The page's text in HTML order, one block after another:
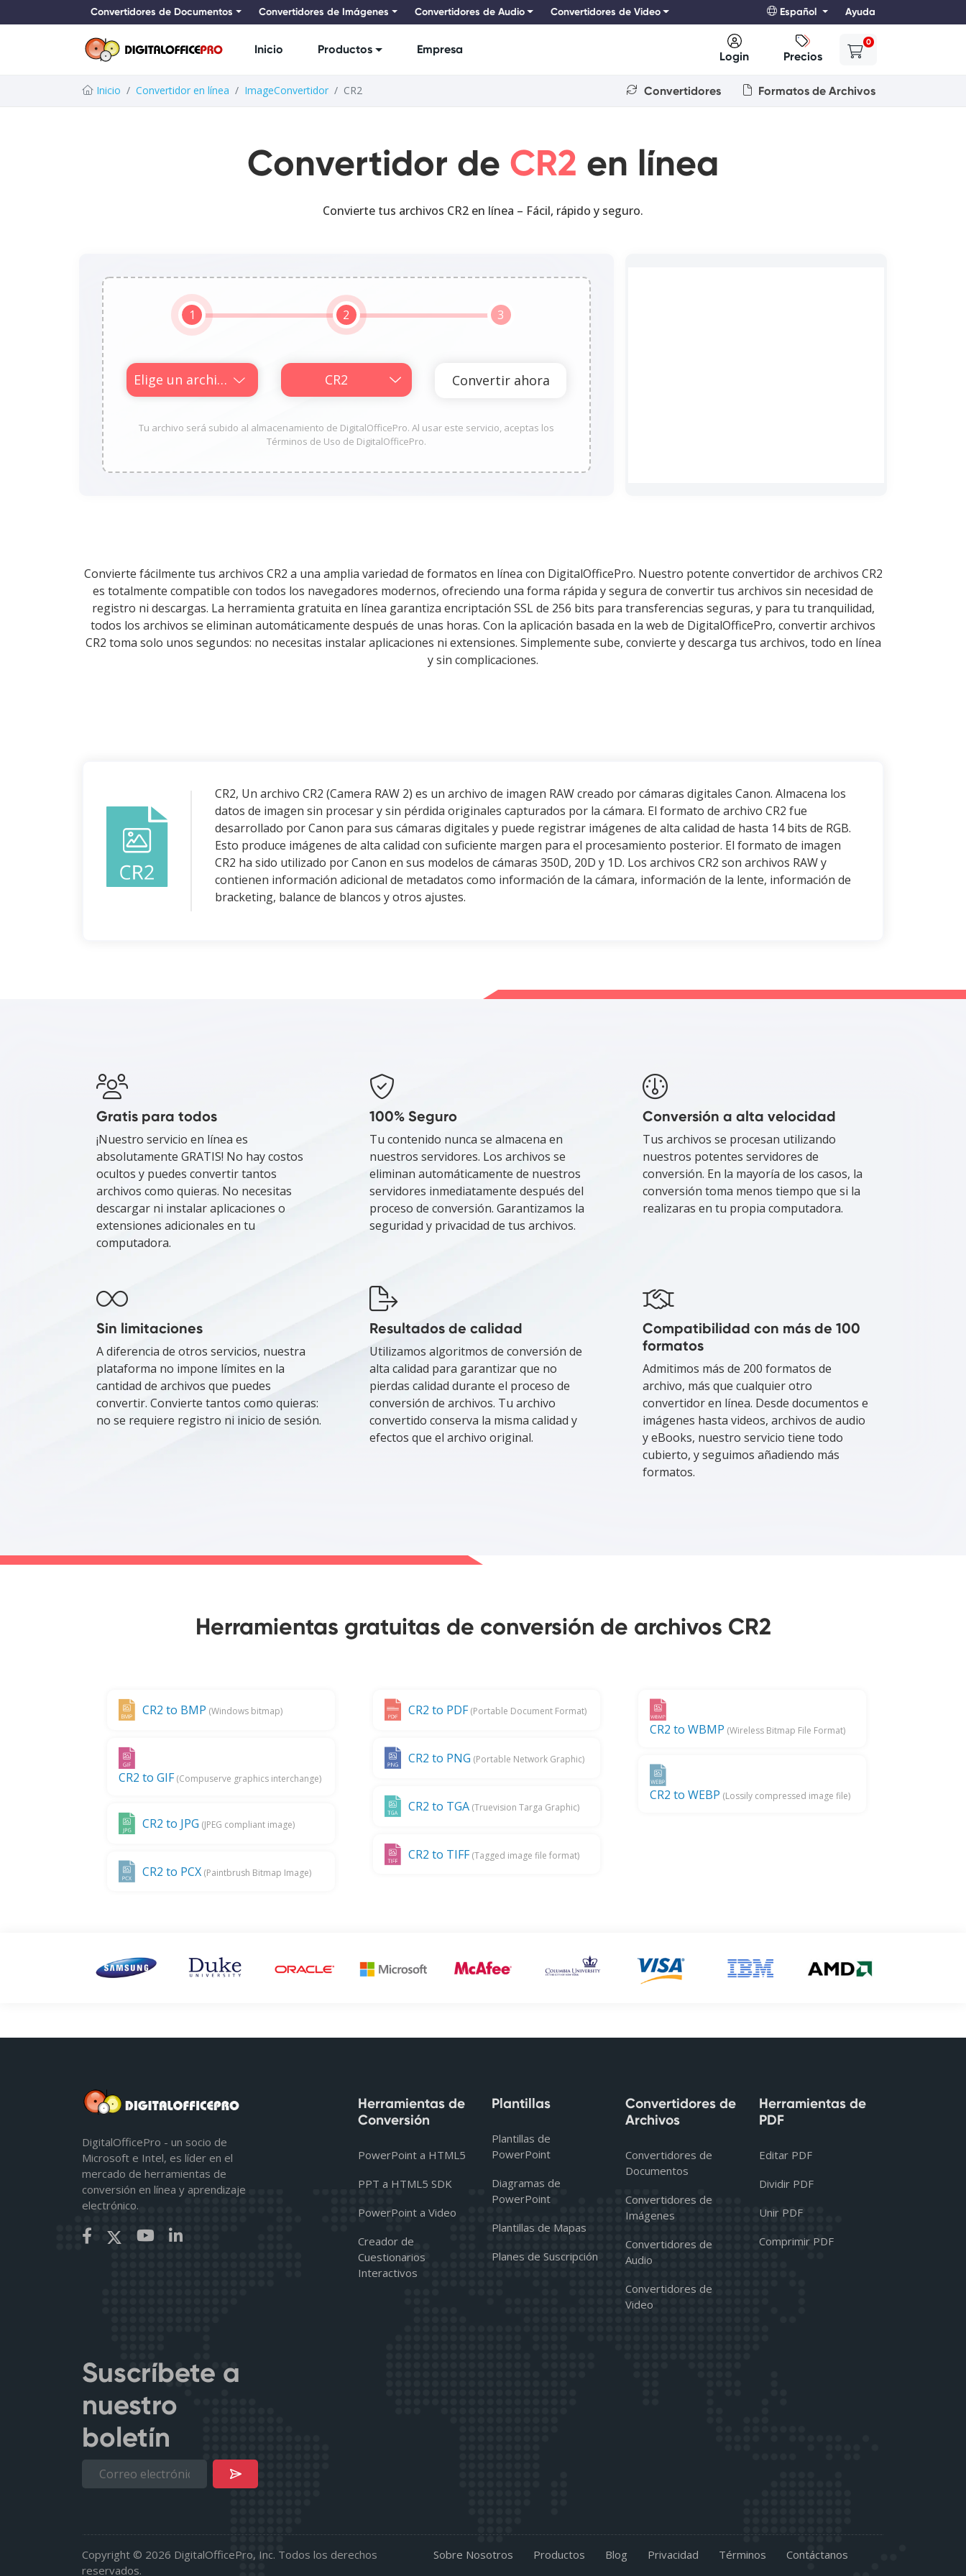
Convertidores de Documentos Convertidores de Imágenes Convertidores de Audio Convertidores de Video Español Ayuda
Inicio Productos Empresa
Login Precios
0
Inicio Convertidor en línea ImageConvertidor CR2 Convertidores Formatos de Archivos
Convertidor de CR2 en línea
Convierte tus archivos CR2 en línea – Fácil, rápido y seguro.
1
Elige un archivo
2 3
Tu archivo será subido al almacenamiento de DigitalOfficePro. Al usar este servicio, aceptas los
Términos de Uso de DigitalOfficePro.
Convierte fácilmente tus archivos CR2 a una amplia variedad de formatos en línea con DigitalOfficePro. Nuestro potente convertidor de archivos CR2
es totalmente compatible con todos los navegadores modernos, ofreciendo una forma rápida y segura de convertir tus archivos sin necesidad de
registro ni descargas. La herramienta gratuita en línea garantiza encriptación SSL de 256 bits para transferencias seguras, y para tu tranquilidad,
todos los archivos se eliminan automáticamente después de unas horas. Con la aplicación basada en la web de DigitalOfficePro, convertir archivos
CR2 toma solo unos segundos: no necesitas instalar aplicaciones ni extensiones. Simplemente sube, convierte y descarga tus archivos, todo en línea
y sin complicaciones.
CR2, Un archivo CR2 (Camera RAW 2) es un archivo de imagen RAW creado por cámaras digitales Canon. Almacena los
datos de imagen sin procesar y sin pérdida originales capturados por la cámara. El formato de archivo CR2 fue
desarrollado por Canon para sus cámaras digitales y puede registrar imágenes de alta calidad de hasta 14 bits de RGB.
Esto produce imágenes de alta calidad con suficiente margen para el procesamiento posterior. El formato de imagen
CR2 ha sido utilizado por Canon en sus modelos de cámaras 350D, 20D y 1D. Los archivos CR2 son archivos RAW y
contienen información adicional de metadatos como información de la cámara, información de la lente, información de
bracketing, balance de blancos y otros ajustes.
Gratis para todos
¡Nuestro servicio en línea es
absolutamente GRATIS! No hay costos
ocultos y puedes convertir tantos
archivos como quieras. No necesitas
descargar ni instalar aplicaciones o
extensiones adicionales en tu
computadora.
100% Seguro
Tu contenido nunca se almacena en
nuestros servidores. Los archivos se
eliminan automáticamente de nuestros
servidores inmediatamente después del
proceso de conversión. Garantizamos la
seguridad y privacidad de tus archivos.
Conversión a alta velocidad
Tus archivos se procesan utilizando
nuestros potentes servidores de
conversión. En la mayoría de los casos, la
conversión toma menos tiempo que si la
realizaras en tu propia computadora.
Sin limitaciones
A diferencia de otros servicios, nuestra
plataforma no impone límites en la
cantidad de archivos que puedes
convertir. Convierte tantos como quieras:
no se requiere registro ni inicio de sesión.
Resultados de calidad
Utilizamos algoritmos de conversión de
alta calidad para garantizar que no
pierdas calidad durante el proceso de
conversión de archivos. Tu archivo
convertido conserva la misma calidad y
efectos que el archivo original.
Compatibilidad con más de 100
formatos
Admitimos más de 200 formatos de
archivo, más que cualquier otro
convertidor en línea. Desde documentos e
imágenes hasta videos, archivos de audio
y eBooks, nuestro servicio tiene todo
cubierto, y seguimos añadiendo más
formatos.
Herramientas gratuitas de conversión de archivos CR2
CR2 to BMP (Windows bitmap)
CR2 to GIF (Compuserve graphics interchange)
CR2 to JPG (JPEG compliant image)
CR2 to PCX (Paintbrush Bitmap Image)
CR2 to PDF(Portable Document Format)
CR2 to PNG (Portable Network Graphic)
CR2 to TGA(Truevision Targa Graphic)
CR2 to TIFF(Tagged image file format)
CR2 to WBMP (Wireless Bitmap File Format)
CR2 to WEBP (Lossily compressed image file)
DigitalOfficePro - un socio de
Microsoft e Intel, es líder en el
mercado de herramientas de
conversión en línea y aprendizaje
electrónico.
Herramientas de
Conversión
PowerPoint a HTML5
PPT a HTML5 SDK
PowerPoint a Video
Creador de
Cuestionarios
Interactivos
Plantillas
Plantillas de
PowerPoint
Diagramas de
PowerPoint
Plantillas de Mapas
Planes de Suscripción
Convertidores de
Archivos
Convertidores de
Documentos
Convertidores de
Imágenes
Convertidores de
Audio
Convertidores de
Video
Herramientas de
PDF
Editar PDF
Dividir PDF
Unir PDF
Comprimir PDF
Suscríbete a
nuestro
boletín
Copyright © 2026 DigitalOfficePro, Inc. Todos los derechos
reservados.
Sobre Nosotros Productos Blog Privacidad Términos Contáctanos